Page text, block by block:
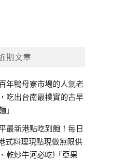
期文章
年鴨母寮市場的人氣老
吃出台南最樸實的古早
」
最新港點吃到飽！每日
式料理現點現做無限供
乾炒牛河必吃!「亞果